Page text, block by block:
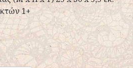
1+